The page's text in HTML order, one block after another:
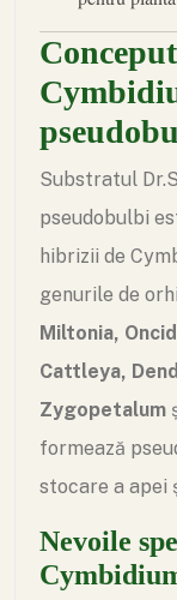
Substratul
pseudobulbi
hibrizii de
genurile de
Miltonia,
Cattleya,
Zygopetalum
formează
stocare a apei
Nevoile